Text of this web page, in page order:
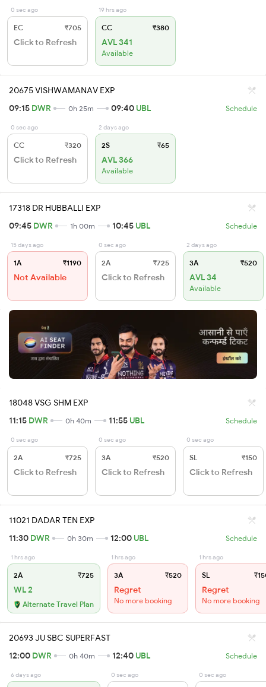
0 sec ago
EC ₹705
Click to Refresh
19 hrs ago
CC ₹380
AVL 341
Available
20675 VISHWAMANAV EXP
09:15 DWR 0h 25m 09:40 UBL Schedule
0 sec ago
CC ₹320
Click to Refresh
2 days ago
2S ₹65
AVL 366
Available
17318 DR HUBBALLI EXP
09:45 DWR 1h 00m 10:45 UBL Schedule
15 days ago
1A ₹1190
Not Available
0 sec ago
2A ₹725
Click to Refresh
2 days ago
3A ₹520
AVL 34
Available
18048 VSG SHM EXP
11:15 DWR 0h 40m 11:55 UBL Schedule
0 sec ago
2A ₹725
Click to Refresh
0 sec ago
3A ₹520
Click to Refresh
0 sec ago
SL ₹150
Click to Refresh
11021 DADAR TEN EXP
11:30 DWR 0h 30m 12:00 UBL Schedule
1 hrs ago
2A ₹725
WL 2
Alternate Travel Plan
1 hrs ago
3A ₹520
Regret
No more booking
1 hrs ago
SL
Regret
No more booking
20693 JU SBC SUPERFAST
12:00 DWR 0h 40m 12:40 UBL Schedule
6 days ago 0 sec ago 0 sec ago